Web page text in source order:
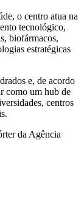
o centro atua na
tecnológico,
biofármacos,
estratégicas
e, de acordo
como um hub de
centros
da Agência